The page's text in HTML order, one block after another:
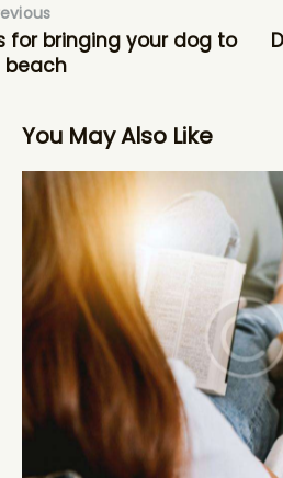
for bringing your dog to
beach
You May Also Like